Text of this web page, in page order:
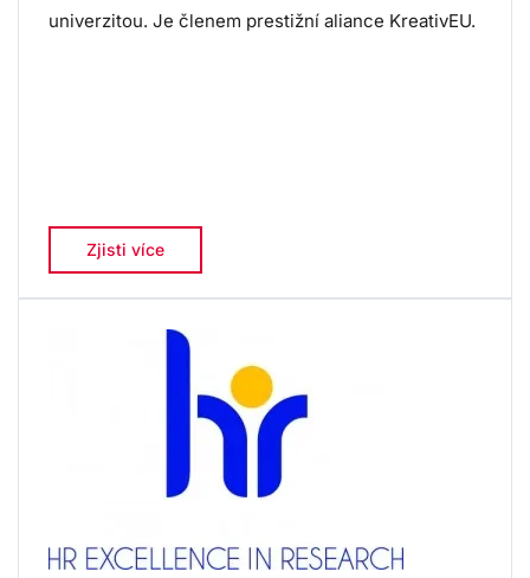
univerzitou. Je členem prestižní aliance KreativEU.
Zjisti více